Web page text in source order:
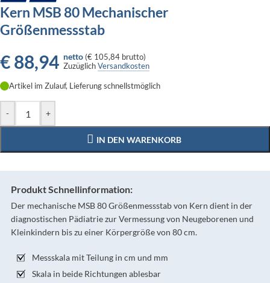
Kern MSB 80 Mechanischer
Größenmessstab
€88,94 netto (€ 105,84 brutto)
ZuzüglichVersandkosten
Artikel im Zulauf, Lieferung schnellstmöglich
- +
IN DEN WARENKORB
Produkt Schnellinformation:
Der mechanische MSB 80 Größenmessstab von Kern dient in der
diagnostischen Pädiatrie zur Vermessung von Neugeborenen und
Kleinkindern bis zu einer Körpergröße von 80 cm.
Messskala mit Teilung in cm und mm
Skala in beide Richtungen ablesbar